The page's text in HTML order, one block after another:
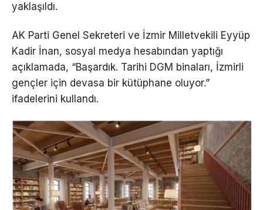
yaklaşıldı.
AK Parti Genel Sekreteri ve İzmir Milletvekili Eyyüp
Kadir İnan, sosyal medya hesabından yaptığı
açıklamada, “Başardık. Tarihi DGM binaları, İzmirli
gençler için devasa bir kütüphane oluyor.”
ifadelerini kullandı.